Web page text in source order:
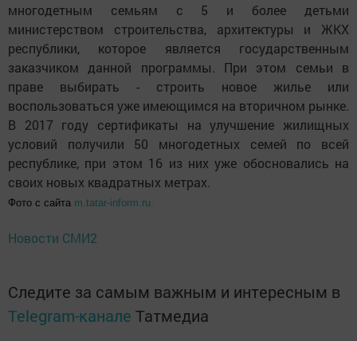
многодетным семьям с 5 и более детьми
министерством строительства, архитектуры и ЖКХ
республики, которое является государственным
заказчиком данной программы. При этом семьи в
праве выбирать - строить новое жилье или
воспользоваться уже имеющимся на вторичном рынке.
В 2017 году сертификаты на улучшение жилищных
условий получили 50 многодетных семей по всей
республике, при этом 16 из них уже обосновались на
своих новых квадратных метрах.
Фото с сайта m.tatar-inform.ru.
Новости СМИ2
Следите за самым важным и интересным в
Telegram-канале Татмедиа